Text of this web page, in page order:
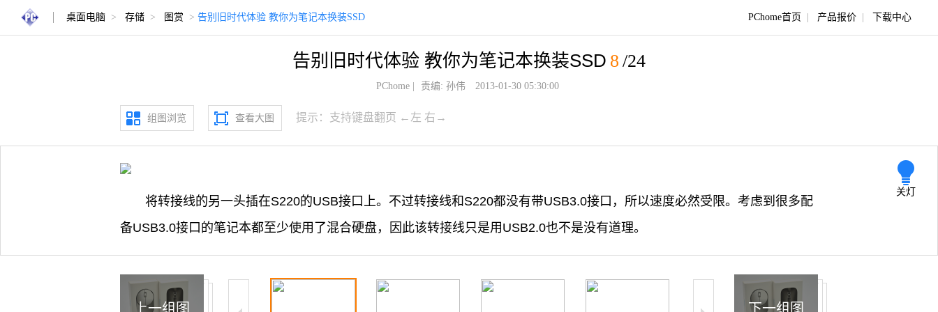
桌面电脑 > 存储 > 图赏 > 告别旧时代体验 教你为笔记本换装SSD PChome首页 产品报价 下载中心
告别旧时代体验 教你为笔记本换装SSD 8 /24
PChome| 责编: 孙伟 2013-01-30 05:30:00
组图浏览 查看大图 提示：支持键盘翻页 ←左 右→
关灯
将转接线的另一头插在S220的USB接口上。不过转接线和S220都没有带USB3.0接口，所以速度必然受限。考虑到很多配
备USB3.0接口的笔记本都至少使用了混合硬盘，因此该转接线只是用USB2.0也不是没有道理。
上一组图 下一组图